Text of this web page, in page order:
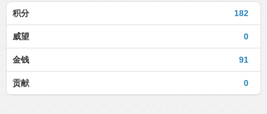
182
积分
0
威望
91
金钱
0
贡献